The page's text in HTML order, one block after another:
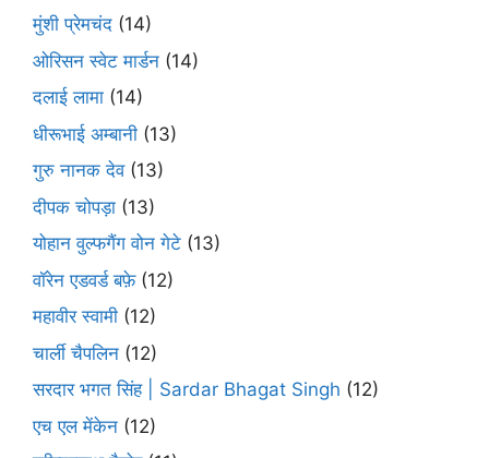
मुंशी प्रेमचंद (14)
ओरिसन स्‍वेट मार्डन (14)
दलाई लामा (14)
धीरूभाई अम्बानी (13)
गुरु नानक देव(13)
दीपक चोपड़ा (13)
योहान वुल्फगैंग वोन गेटे (13)
वॉरेन एडवर्ड बफ़े(12)
महावीर स्वामी (12)
चार्ली चैपलिन (12)
सरदार भगत सिंह | Sardar Bhagat Singh (12)
एच एल मेंकेन (12)